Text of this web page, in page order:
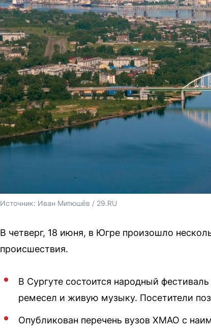
Источник: Иван Митюшёв / 29.RU
В четверг, 18 июня, в Югре произошло
происшествия.
В Сургуте состоится народный
ремесел и живую музыку. Посетители
Опубликован перечень вузов ХМАО с